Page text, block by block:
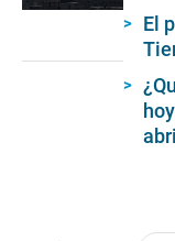
El